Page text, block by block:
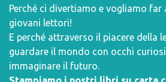
Perché ci divertiamo e vogliamo far
giovani lettori!
E perché attraverso il piacere della
guardare il mondo con occhi
immaginare il futuro.